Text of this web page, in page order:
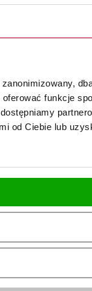
funkcje
od Ciebie lub